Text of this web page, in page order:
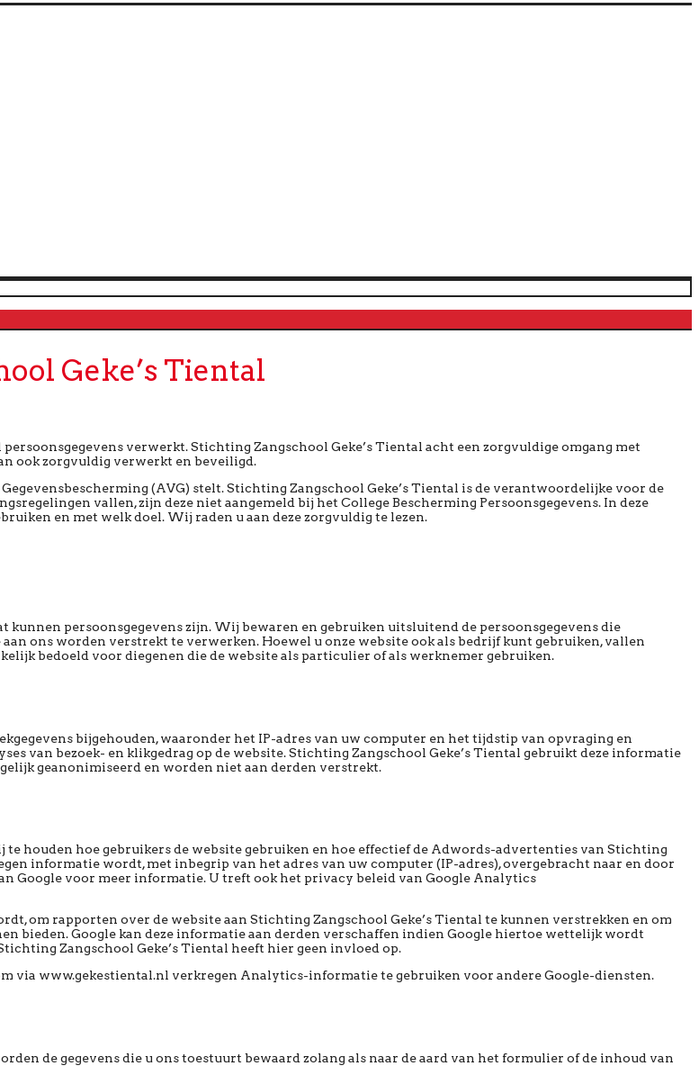
Geke’s Tiental
verwerkt. Stichting Zangschool Geke’s Tiental acht een zorgvuldige omgang met
ook zorgvuldig verwerkt en beveiligd.
(AVG) stelt. Stichting Zangschool Geke’s Tiental is de verantwoordelijke voor de
vallen, zijn deze niet aangemeld bij het College Bescherming Persoonsgegevens. In deze
en met welk doel. Wij raden u aan deze zorgvuldig te lezen.
kunnen persoonsgegevens zijn. Wij bewaren en gebruiken uitsluitend de persoonsgegevens die
ons worden verstrekt te verwerken. Hoewel u onze website ook als bedrijf kunt gebruiken, vallen
bedoeld voor diegenen die de website als particulier of als werknemer gebruiken.
bijgehouden, waaronder het IP-adres van uw computer en het tijdstip van opvraging en
van bezoek- en klikgedrag op de website. Stichting Zangschool Geke’s Tiental gebruikt deze informatie
geanonimiseerd en worden niet aan derden verstrekt.
houden hoe gebruikers de website gebruiken en hoe effectief de Adwords-advertenties van Stichting
informatie wordt, met inbegrip van het adres van uw computer (IP-adres), overgebracht naar en door
Google voor meer informatie. U treft ook het privacy beleid van Google Analytics
om rapporten over de website aan Stichting Zangschool Geke’s Tiental te kunnen verstrekken en om
bieden. Google kan deze informatie aan derden verschaffen indien Google hiertoe wettelijk wordt
Zangschool Geke’s Tiental heeft hier geen invloed op.
via www.gekestiental.nl verkregen Analytics-informatie te gebruiken voor andere Google-diensten.
de gegevens die u ons toestuurt bewaard zolang als naar de aard van het formulier of de inhoud van